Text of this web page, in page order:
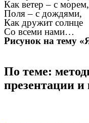
Как ветер – с морем,
Поля – с дождями,
Как дружит солнце
Со всеми нами…
Рисунок на тему
По теме:
презентации